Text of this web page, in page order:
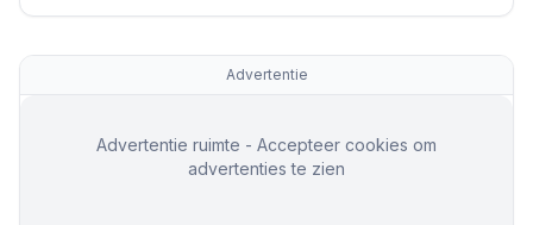
Advertentie
Advertentie ruimte - Accepteer cookies om
advertenties te zien